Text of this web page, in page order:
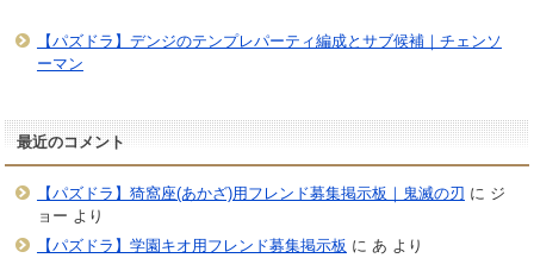
【パズドラ】デンジのテンプレパーティ編成とサブ候補｜チェンソ
ーマン
最近のコメント
【パズドラ】猗窩座(あかざ)用フレンド募集掲示板｜鬼滅の刃 に ジ
ョー より
【パズドラ】学園キオ用フレンド募集掲示板 に あ より